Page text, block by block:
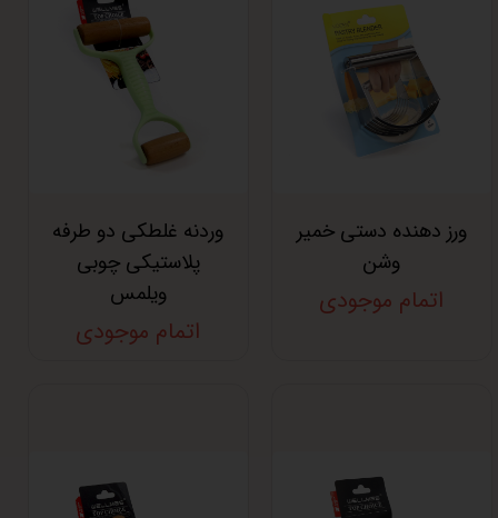
ورز دهنده دستی خمیر
وشن
اتمام موجودی
وردنه غلطکی دو طرفه
پلاستیکی چوبی
ویلمس
اتمام موجودی